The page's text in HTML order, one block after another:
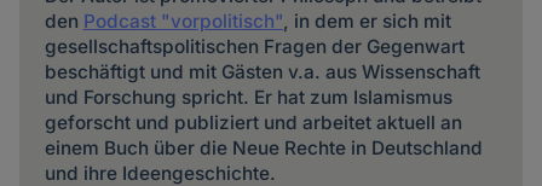
den Podcast "vorpolitisch" , in dem er sich mit
gesellschaftspolitischen Fragen der Gegenwart
beschäftigt und mit Gästen v.a. aus Wissenschaft
und Forschung spricht. Er hat zum Islamismus
geforscht und publiziert und arbeitet aktuell an
einem Buch über die Neue Rechte in Deutschland
und ihre Ideengeschichte.